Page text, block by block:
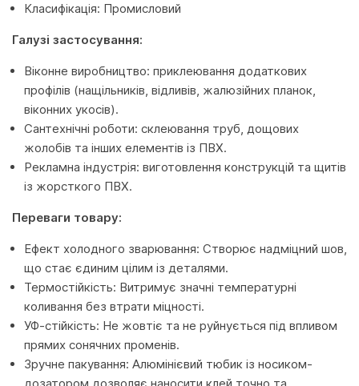
Класифікація: Промисловий
Галузі застосування:
Віконне виробництво: приклеювання додаткових
профілів (нащільників, відливів, жалюзійних планок,
віконних укосів).
Сантехнічні роботи: склеювання труб, дощових
жолобів та інших елементів із ПВХ.
Рекламна індустрія: виготовлення конструкцій та щитів
із жорсткого ПВХ.
Переваги товару:
Ефект холодного зварювання: Створює надміцний шов,
що стає єдиним цілим із деталями.
Термостійкість: Витримує значні температурні
коливання без втрати міцності.
УФ-стійкість: Не жовтіє та не руйнується під впливом
прямих сонячних променів.
Зручне пакування: Алюмінієвий тюбик із носиком-